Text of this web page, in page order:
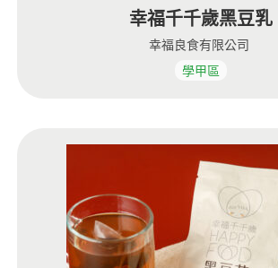
幸福千千歲黑豆乳
幸福良食有限公司
學甲區